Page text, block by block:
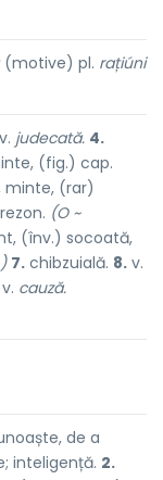
(motive) pl. rațiúni
v. judecată. 4.
(fig.) cap.
minte, (rar)
(O ~
(înv.) socoată,
7. chibzuială. 8. v.
v. cauză.
de a
inteligență. 2.